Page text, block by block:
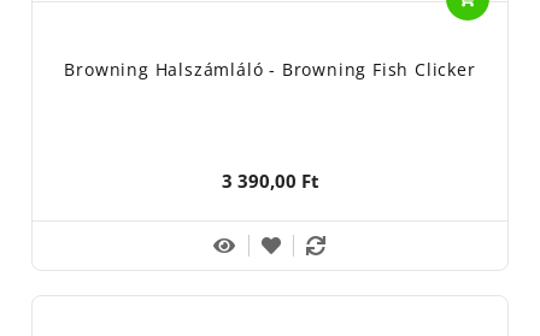
Europe, Belgium, 21255 Beerse, Dennenlaan u 3/A
célra. A feeder végszerelék összeállítását és a
Browning Halszámláló - Browning Fish Clicker
3 390,00 Ft